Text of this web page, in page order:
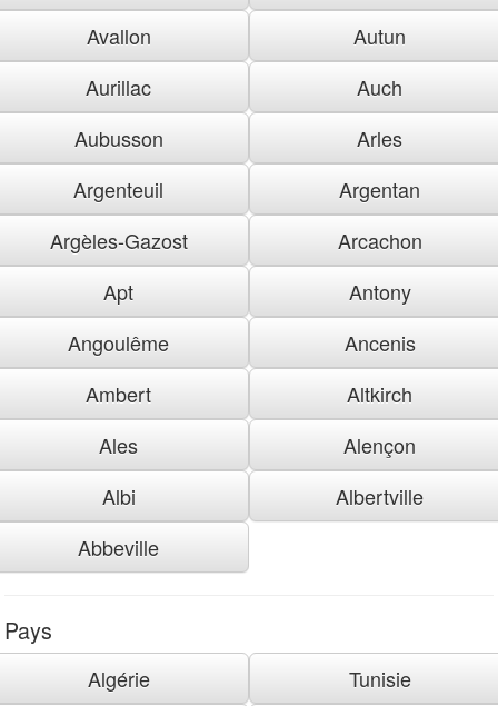
Avallon
Autun
Aurillac
Auch
Aubusson
Arles
Argenteuil
Argentan
Argèles-Gazost
Arcachon
Apt
Antony
Angoulême
Ancenis
Ambert
Altkirch
Ales
Alençon
Albi
Albertville
Abbeville
Pays
Algérie
Tunisie